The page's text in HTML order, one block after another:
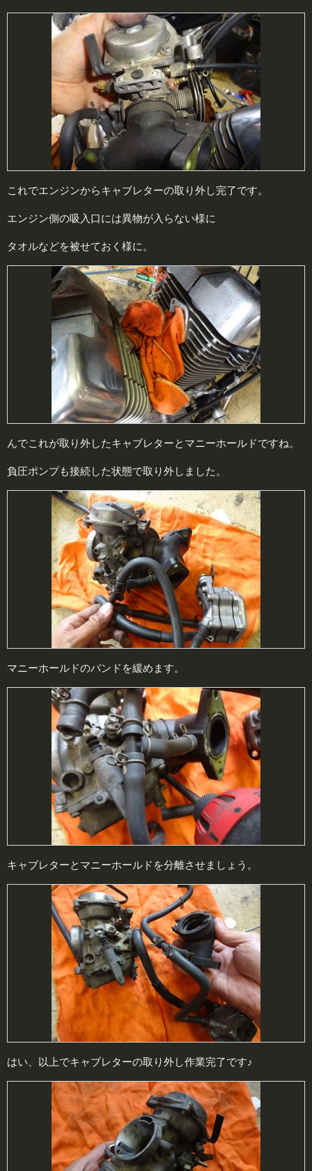
これでエンジンからキャブレターの取り外し完了です。
エンジン側の吸入口には異物が入らない様に
タオルなどを被せておく様に。
んでこれが取り外したキャブレターとマニーホールドですね。
負圧ポンプも接続した状態で取り外しました。
マニーホールドのバンドを緩めます。
キャブレターとマニーホールドを分離させましょう。
はい、以上でキャブレターの取り外し作業完了です♪